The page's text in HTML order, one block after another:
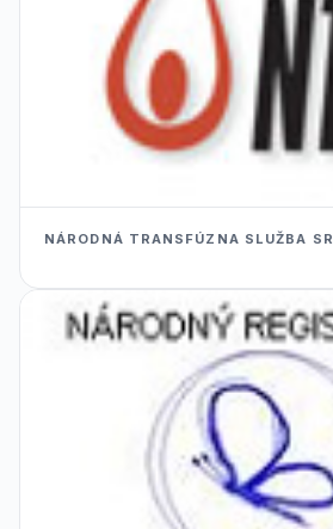
NÁRODNÁ TRANSFÚZNA SLUŽBA SR